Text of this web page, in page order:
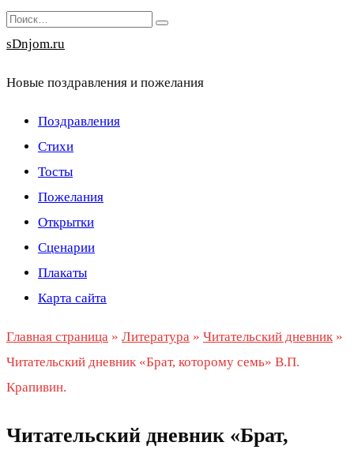
Перейти
к
Search
for:
sDnjom.ru
Новые поздравления и пожелания
Поздравления
Стихи
Тосты
Пожелания
Открытки
Сценарии
Плакаты
Карта сайта
Главная страница » Литература » Читательский дневник »
Читательский дневник «Брат, которому семь» В.П.
Крапивин.
Читательский дневник «Брат,